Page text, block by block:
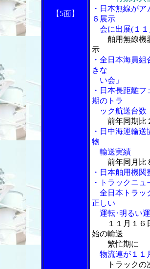
【5面】
・日本無線が
６展示
会に出展(１１
舶用無線機
示
・全日本海員
きな
い会」
・日本長距離
期のトラ
ック航送台数
前年同期比
・日中海運輸
物
輸送実績
前年同月比
・日本舶用機
・トラックニュ
全日本トラッ
正しい
運転･明るい
１１月１
始の輸送
繁忙期に
物流連が１１
トラック